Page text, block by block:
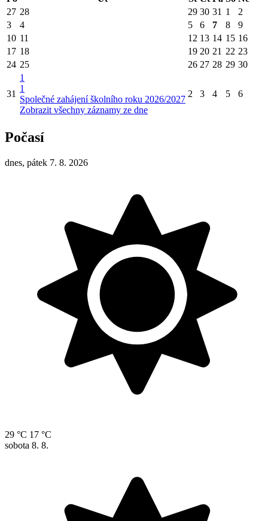
27 28 29 30 31 1
2
3
4 5 6 7 8
9
10 11 12 13 14 15 16
17 18 19 20 21 22 23
24 25 26 27 28 29 30
31
1
1
Společné zahájení školního roku 2026/2027
Zobrazit všechny záznamy ze dne
2 3 4 5 6
Počasí
dnes, pátek 7. 8. 2026
29 °C 17 °C
sobota 8. 8.